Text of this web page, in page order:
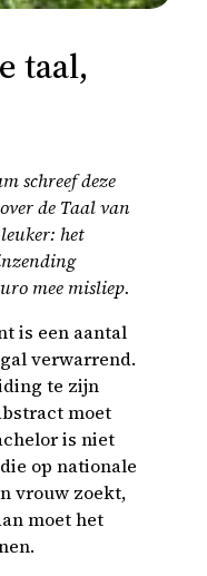
taal,
schreef deze
de Taal van
het
mee misliep.
is een aantal
verwarrend.
te zijn
moet
is niet
op nationale
vrouw zoekt,
moet het